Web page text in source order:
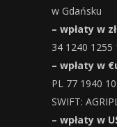
w Gdańsku
– wpłaty w
34 1240 1255
– wpłaty w
PL 77 1940
SWIFT:
– wpłaty w